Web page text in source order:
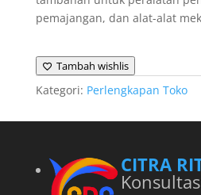
pemajangan, dan alat-alat
Tambah wishlis
Kategori: Perlengkapan Toko
CITRA